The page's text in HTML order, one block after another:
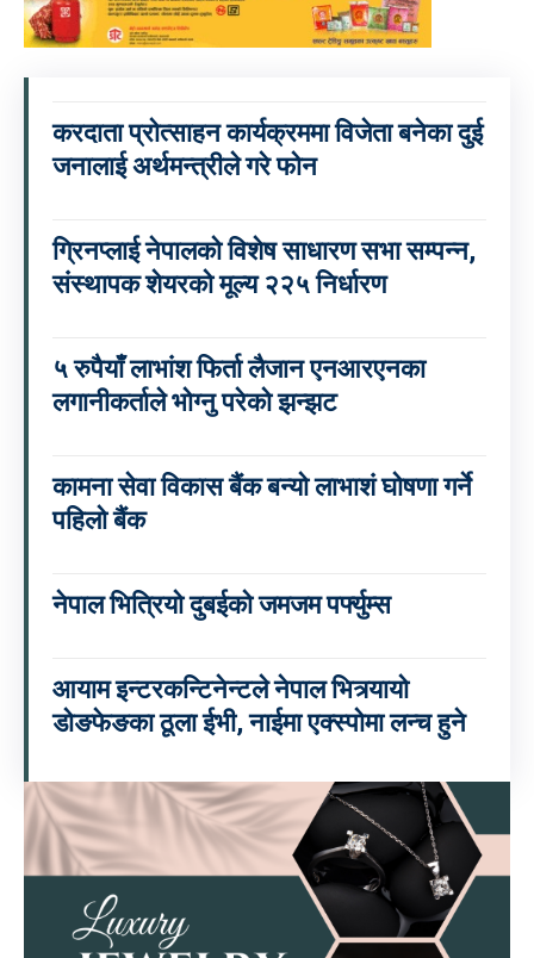
करदाता प्रोत्साहन कार्यक्रममा विजेता बनेका दुई
जनालाई अर्थमन्त्रीले गरे फोन
ग्रिनप्लाई नेपालको विशेष साधारण सभा सम्पन्न,
संस्थापक शेयरको मूल्य २२५ निर्धारण
५ रुपैयाँ लाभांश फिर्ता लैजान एनआरएनका
लगानीकर्ताले भोग्नु परेको झन्झट
कामना सेवा विकास बैंक बन्यो लाभाशं घोषणा गर्ने
पहिलो बैंक
नेपाल भित्रियो दुबईको जमजम पर्फ्युम्स
आयाम इन्टरकन्टिनेन्टले नेपाल भित्र्यायो
डोङफेङका ठूला ईभी, नाईमा एक्स्पोमा लन्च हुने